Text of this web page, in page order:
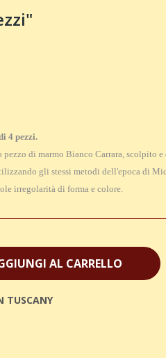
4 pezzi.
pezzo di marmo Bianco Carrara, scolpito
gli stessi metodi dell'epoca di
irregolarità di forma e colore.
AL CARRELLO
TUSCANY